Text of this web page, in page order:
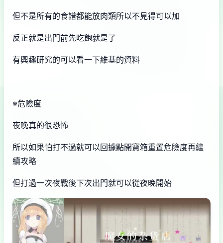
但不是所有的食譜都能放肉類所以不見得可以加
反正就是出門前先吃飽就是了
有興趣研究的可以看一下維基的資料
※危險度
夜晚真的很恐怖
所以如果怕打不過就可以回據點開寶箱重置危險度再繼
續攻略
但打過一次夜戰後下次出門就可以從夜晚開始